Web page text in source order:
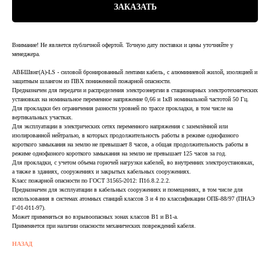
ЗАКАЗАТЬ
Внимание! Не является публичной офертой. Точную дату поставки и цены уточняйте у
менеджера.
АВБШвнг(А)-LS - силовой бронированный лентами кабель, с алюминиевой жилой, изоляцией и
защитным шлангом из ПВХ пониженной пожарной опасности.
Предназначен для передачи и распределения электроэнергии в стационарных электротехнических
установках на номинальное переменное напряжение 0,66 и 1кВ номинальной частотой 50 Гц.
Для прокладки без ограничения разности уровней по трассе прокладки, в том числе на
вертикальных участках.
Для эксплуатации в электрических сетях переменного напряжения с заземлённой или
изолированной нейтралью, в которых продолжительность работы в режиме однофазного
короткого замыкания на землю не превышает 8 часов, а общая продолжительность работы в
режиме однофазного короткого замыкания на землю не превышает 125 часов за год.
Для прокладки, с учетом объема горючей нагрузки кабелей, во внутренних электроустановках,
а также в зданиях, сооружениях и закрытых кабельных сооружениях.
Класс пожарной опасности по ГОСТ 31565-2012: П1б.8.2.2.2.
Предназначен для эксплуатации в кабельных сооружениях и помещениях, в том числе для
использования в системах атомных станций классов 3 и 4 по классификации ОПБ-88/97 (ПНАЭ
Г-01-011-97).
Может применяться во взрывоопасных зонах классов В1 и В1-а.
Применяется при наличии опасности механических повреждений кабеля.
НАЗАД